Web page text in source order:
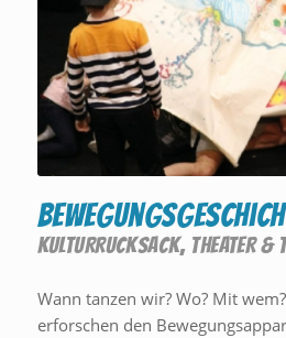
KULTURRUCKSACK, THEATER &
Wann tanzen wir? Wo? Mit
erforschen den